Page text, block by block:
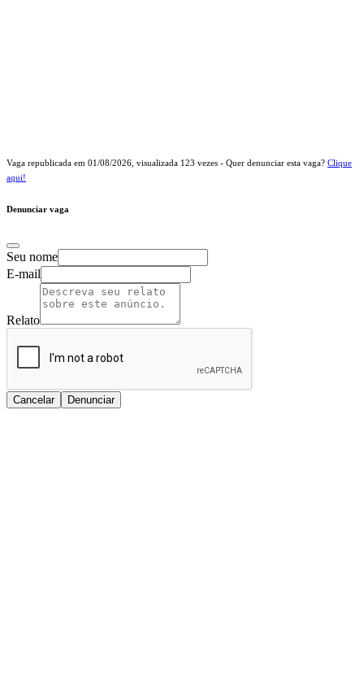
Vaga republicada em 01/08/2026 , visualizada 123 vezes - Quer denunciar esta vaga? Clique
aqui!
Denunciar vaga
Seu nome
E-mail
Relato
Cancelar Denunciar